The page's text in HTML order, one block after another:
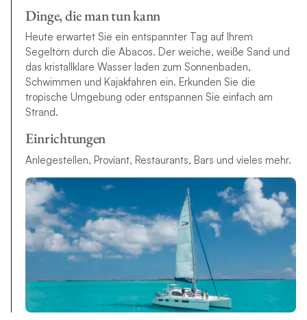
Dinge, die man tun kann
Heute erwartet Sie ein entspannter Tag auf Ihrem
Segeltörn durch die Abacos. Der weiche, weiße Sand und
das kristallklare Wasser laden zum Sonnenbaden,
Schwimmen und Kajakfahren ein. Erkunden Sie die
tropische Umgebung oder entspannen Sie einfach am
Strand.
Einrichtungen
Anlegestellen, Proviant, Restaurants, Bars und vieles mehr.